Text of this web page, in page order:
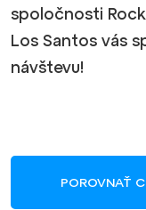
spoločnosti
Los Santos vás
návštevu!
POROVNAŤ